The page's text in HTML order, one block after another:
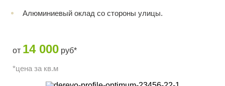
Алюминиевый оклад со стороны улицы.
от 14 000 руб*
*цена за кв.м